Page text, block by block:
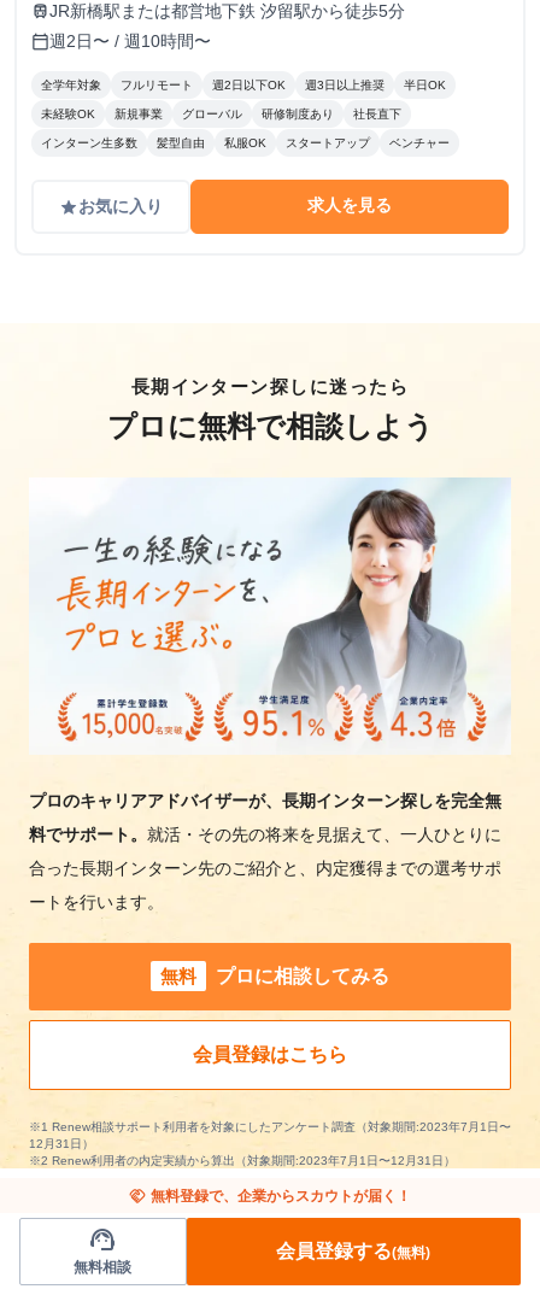
trainJR新橋駅または都営地下鉄 汐留駅から徒歩5分
calendar_today週2日〜 / 週10時間〜
全学年対象 フルリモート 週2日以下OK 週3日以上推奨 半日OK
未経験OK 新規事業 グローバル 研修制度あり 社長直下
インターン生多数 髪型自由 私服OK スタートアップ ベンチャー
gradeお気に入り 求人を見る
長期インターン探しに迷ったら
プロに無料で相談しよう
プロのキャリアアドバイザーが、長期インターン探しを完全無
料でサポート。 就活・その先の将来を見据えて、一人ひとりに
合った長期インターン先のご紹介と、内定獲得までの選考サポ
ートを行います。
無料 プロに相談してみる
会員登録はこちら
※1 Renew相談サポート利用者を対象にしたアンケート調査（対象期間:2023年7月1日〜
12月31日）
※2 Renew利用者の内定実績から算出（対象期間:2023年7月1日〜12月31日）
handshake 無料登録で、企業からスカウトが届く！
support_agent
無料相談
会員登録する(無料)